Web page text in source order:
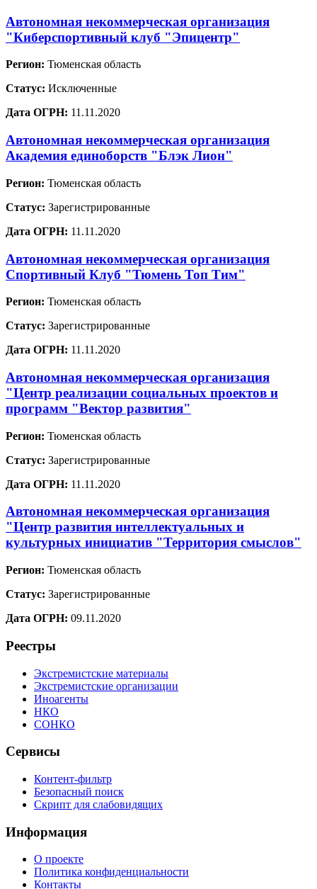
Автономная некоммерческая организация
"Киберспортивный клуб "Эпицентр"
Регион: Тюменская область
Статус: Исключенные
Дата ОГРН: 11.11.2020
Автономная некоммерческая организация
Академия единоборств "Блэк Лион"
Регион: Тюменская область
Статус: Зарегистрированные
Дата ОГРН: 11.11.2020
Автономная некоммерческая организация
Спортивный Клуб "Тюмень Топ Тим"
Регион: Тюменская область
Статус: Зарегистрированные
Дата ОГРН: 11.11.2020
Автономная некоммерческая организация
"Центр реализации социальных проектов и
программ "Вектор развития"
Регион: Тюменская область
Статус: Зарегистрированные
Дата ОГРН: 11.11.2020
Автономная некоммерческая организация
"Центр развития интеллектуальных и
культурных инициатив "Территория смыслов"
Регион: Тюменская область
Статус: Зарегистрированные
Дата ОГРН: 09.11.2020
Реестры
Экстремистские материалы
Экстремистские организации
Иноагенты
НКО
СОНКО
Сервисы
Контент-фильтр
Безопасный поиск
Скрипт для слабовидящих
Информация
О проекте
Политика конфиденциальности
Контакты